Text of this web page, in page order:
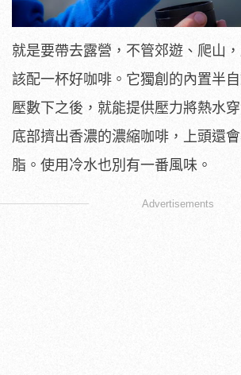
就是要帶去露營，不管郊遊、爬山
該配一杯好咖啡。它獨創的內置半
壓數下之後，就能提供壓力將熱水
底部擠出香濃的濃縮咖啡，上頭還
脂。使用冷水也別有一番風味。
Advertisements